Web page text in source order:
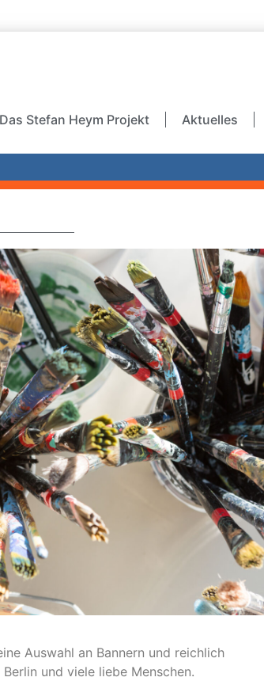
Das Stefan Heym Projekt Aktuelles
Auswahl an Bannern und reichlich
und viele liebe Menschen.